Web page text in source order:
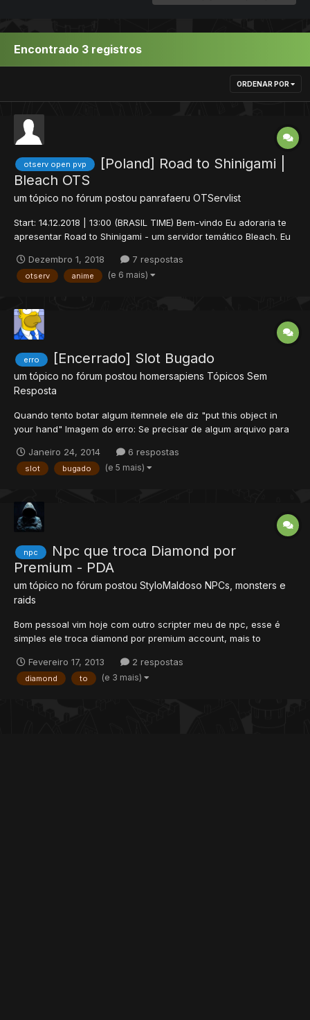
Encontrado 3 registros
ORDENAR POR
otserv open pvp
[Poland] Road to Shinigami |
Bleach OTS
um tópico no fórum postou panrafaeru OTServlist
Start: 14.12.2018 | 13:00 (BRASIL TIME) Bem-vindo Eu adoraria te
apresentar Road to Shinigami - um servidor temático Bleach. Eu
mudanças durante esse período. A última edição durou 3 meses
e mais de 1000 jogadores passaram por ela....
Dezembro 1, 2018 7 respostas
otserv anime (e 6 mais)
erro [Encerrado] Slot Bugado
um tópico no fórum postou homersapiens Tópicos Sem
Resposta
Quando tento botar algum itemnele ele diz "put this object in
your hand" Imagem do erro: Se precisar de algum arquivo para
Janeiro 24, 2014
6 respostas
slot bugado (e 5 mais)
npc
Npc que troca Diamond por
Premium - PDA
um tópico no fórum postou StyloMaldoso NPCs, monsters e
raids
Bom pessoal vim hoje com outro scripter meu de npc, esse é
simples ele troca diamond por premium account, mais to
edita-lo para oque bem quizer..exemplo, eu queru que remova 3
hd e da 30 dia de vip é possível sim mais vamos lá. Data/np...
Fevereiro 17, 2013 2 respostas
diamond to (e 3 mais)